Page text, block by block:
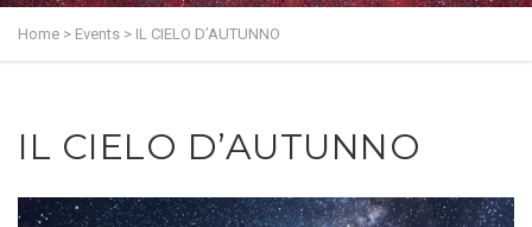
Home > Events > IL CIELO D’AUTUNNO
IL CIELO D’AUTUNNO